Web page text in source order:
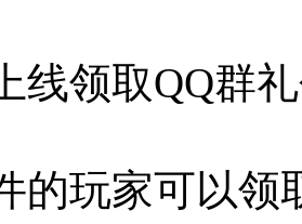
线领取QQ
的玩家可以